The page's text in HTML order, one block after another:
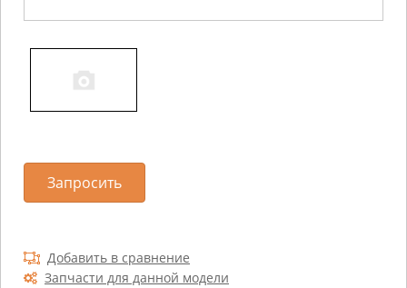
Добавить в сравнение
Запчасти для данной модели
Запросить